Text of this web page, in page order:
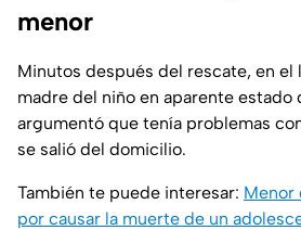
menor
Minutos después del rescate, en el
madre del niño en aparente estado
argumentó que tenía problemas
se salió del domicilio.
También te puede interesar: Menor
por causar la muerte de un